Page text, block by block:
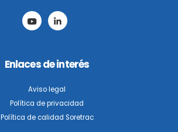
Enlaces de interés
Aviso legal
Política de privacidad
Política de calidad Soretrac